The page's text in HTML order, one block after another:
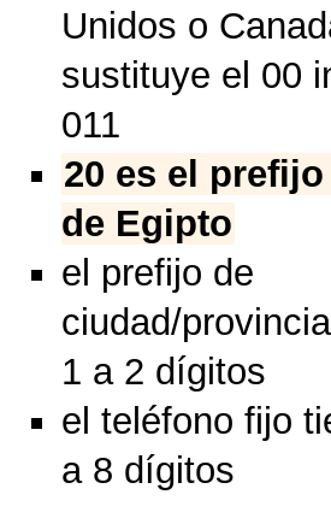
Unidos o
sustituye el 00
011
20 es el
de Egipto
el prefijo de
ciudad/
1 a 2 dígitos
el teléfono fijo
a 8 dígitos